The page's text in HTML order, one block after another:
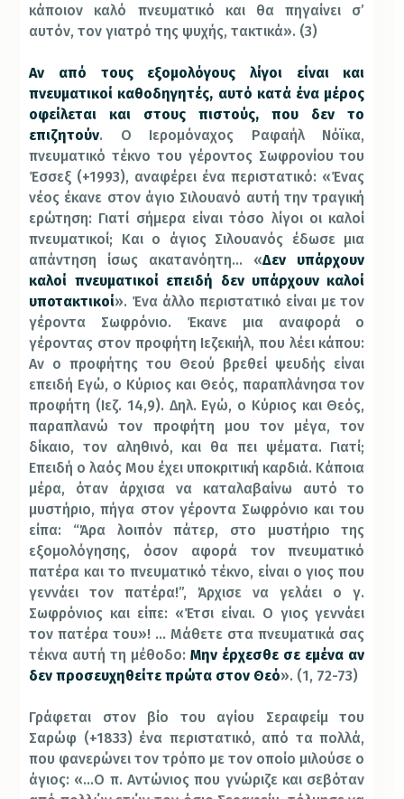
κάποιον καλό πνευματικό και θα πηγαίνει σ’
αυτόν, τον γιατρό της ψυχής, τακτικά». (3)
Αν από τους εξομολόγους λίγοι είναι και
πνευματικοί καθοδηγητές, αυτό κατά ένα μέρος
οφείλεται και στους πιστούς, που δεν το
επιζητούν. Ο Ιερομόναχος Ραφαήλ Νόϊκα,
πνευματικό τέκνο του γέροντος Σωφρονίου του
Έσσεξ (+1993), αναφέρει ένα περιστατικό: «Ένας
νέος έκανε στον άγιο Σιλουανό αυτή την τραγική
ερώτηση: Γιατί σήμερα είναι τόσο λίγοι οι καλοί
πνευματικοί; Και ο άγιος Σιλουανός έδωσε μια
απάντηση ίσως ακατανόητη… «Δεν υπάρχουν
καλοί πνευματικοί επειδή δεν υπάρχουν καλοί
υποτακτικοί». Ένα άλλο περιστατικό είναι με τον
γέροντα Σωφρόνιο. Έκανε μια αναφορά ο
γέροντας στον προφήτη Ιεζεκιήλ, που λέει κάπου:
Αν ο προφήτης του Θεού βρεθεί ψευδής είναι
επειδή Εγώ, ο Κύριος και Θεός, παραπλάνησα τον
προφήτη (Ιεζ. 14,9). Δηλ. Εγώ, ο Κύριος και Θεός,
παραπλανώ τον προφήτη μου τον μέγα, τον
δίκαιο, τον αληθινό, και θα πει ψέματα. Γιατί;
Επειδή ο λαός Μου έχει υποκριτική καρδιά. Κάποια
μέρα, όταν άρχισα να καταλαβαίνω αυτό το
μυστήριο, πήγα στον γέροντα Σωφρόνιο και του
είπα: “Άρα λοιπόν πάτερ, στο μυστήριο της
εξομολόγησης, όσον αφορά τον πνευματικό
πατέρα και το πνευματικό τέκνο, είναι ο γιος που
γεννάει τον πατέρα!”, Άρχισε να γελάει ο γ.
Σωφρόνιος και είπε: «Έτσι είναι. Ο γιος γεννάει
τον πατέρα του»! … Μάθετε στα πνευματικά σας
τέκνα αυτή τη μέθοδο:Μην έρχεσθε σε εμένα αν
δεν προσευχηθείτε πρώτα στον Θεό». (1, 72-73)
Γράφεται στον βίο του αγίου Σεραφείμ του
Σαρώφ (+1833) ένα περιστατικό, από τα πολλά,
που φανερώνει τον τρόπο με τον οποίο μιλούσε ο
άγιος: «…Ο π. Αντώνιος που γνώριζε και σεβόταν